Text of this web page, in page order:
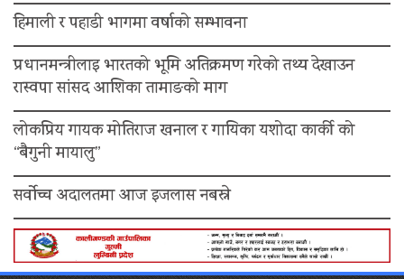
हिमाली र पहाडी भागमा वर्षाको सम्भावना
प्रधानमन्त्रीलाइ भारतको भूमि अतिक्रमण गरेको तथ्य देखाउन
रास्वपा सांसद आशिका तामाङको माग
लोकप्रिय गायक मोतिराज खनाल र गायिका यशोदा कार्की को
“बैगुनी मायालु”
सर्वोच्च अदालतमा आज इजलास नबस्ने